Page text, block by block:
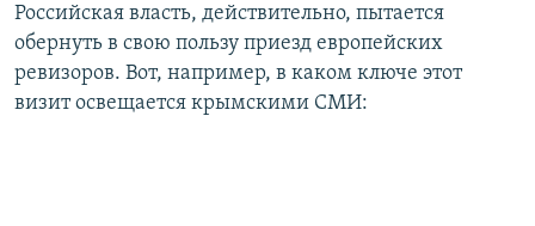
Российская власть, действительно, пытается
обернуть в свою пользу приезд европейских
ревизоров. Вот, например, в каком ключе этот
визит освещается крымскими СМИ: